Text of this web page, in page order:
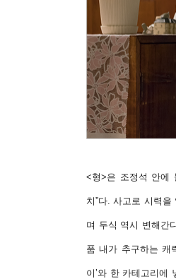
<형>은 조정석 안에
치”다. 사고로 시력
며 두식 역시 변해간
품 내가 추구하는 캐
이’와 한 카테고리에